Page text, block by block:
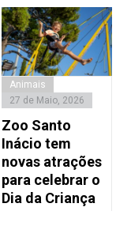
Animais
27 de Maio, 2026
Zoo Santo
Inácio tem
novas atrações
para celebrar o
Dia da Criança